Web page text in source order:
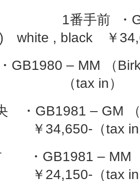
・
white , black ￥
– MM （
（tax in）
・GB1981 – GM
￥34,650-（tax
・GB1981 – MM
￥24,150-（tax